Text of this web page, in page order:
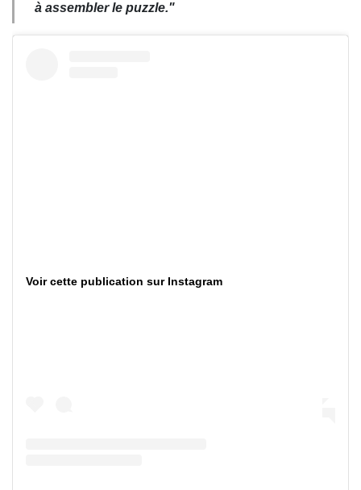
à assembler le puzzle."
Voir cette publication sur Instagram